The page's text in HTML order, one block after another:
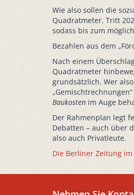
Wie also sollen die
Quadratmeter. Tritt
sodass bis zum
Bezahlen aus dem
Nach einem
Quadratmeter
grundsätzlich. Wer
Baukosten im Auge
Der Rahmenplan legt
Debatten – auch über
also auch Privatleute.
Die Berliner Zeitung